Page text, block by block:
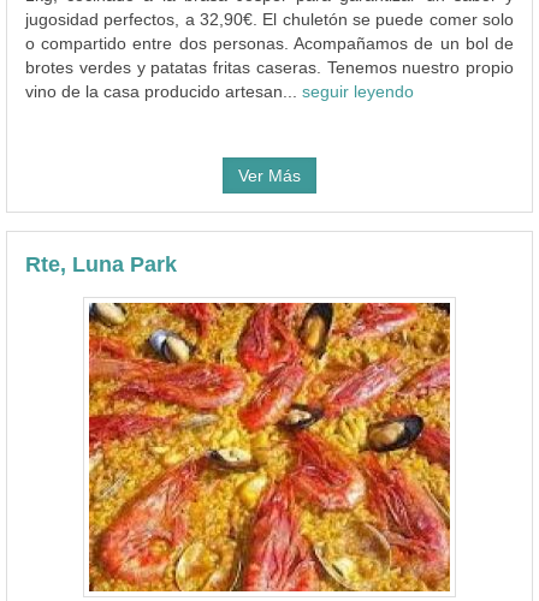
jugosidad perfectos, a 32,90€. El chuletón se puede comer solo
o compartido entre dos personas. Acompañamos de un bol de
brotes verdes y patatas fritas caseras. Tenemos nuestro propio
vino de la casa producido artesan... seguir leyendo
Ver Más
Rte, Luna Park